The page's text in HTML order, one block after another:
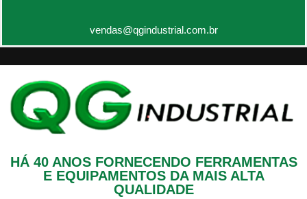
vendas@qgindustrial.com.br
HÁ 40 ANOS FORNECENDO FERRAMENTAS
E EQUIPAMENTOS DA MAIS ALTA
QUALIDADE